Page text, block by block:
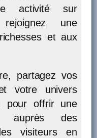
activité sur
une
et aux
partagez vos
votre univers
pour offrir une
auprès des
visiteurs en